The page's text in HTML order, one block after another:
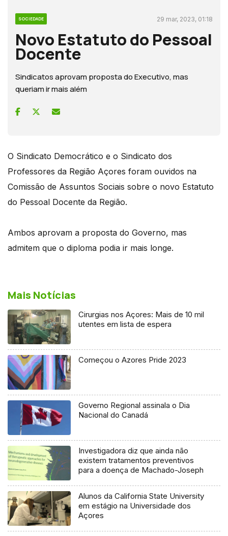
SOCIEDADE 29 mar, 2023, 01:18
Novo Estatuto do Pessoal
Docente
Sindicatos aprovam proposta do Executivo, mas
queriam ir mais além
O Sindicato Democrático e o Sindicato dos
Professores da Região Açores foram ouvidos na
Comissão de Assuntos Sociais sobre o novo Estatuto
do Pessoal Docente da Região.
Ambos aprovam a proposta do Governo, mas
admitem que o diploma podia ir mais longe.
Mais Notícias
Cirurgias nos Açores: Mais de 10 mil
utentes em lista de espera
Começou o Azores Pride 2023
Governo Regional assinala o Dia
Nacional do Canadá
Investigadora diz que ainda não
existem tratamentos preventivos
para a doença de Machado-Joseph
Alunos da California State University
em estágio na Universidade dos
Açores